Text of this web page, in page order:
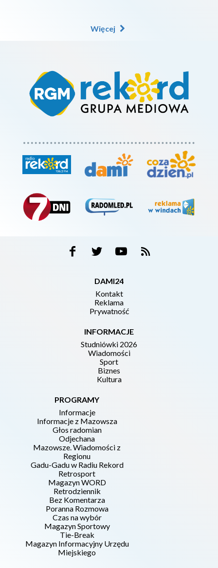
Więcej
DAMI24
Kontakt
Reklama
Prywatność
INFORMACJE
Studniówki 2026
Wiadomości
Sport
Biznes
Kultura
PROGRAMY
Informacje
Informacje z Mazowsza
Głos radomian
Odjechana
Mazowsze. Wiadomości z
Regionu
Gadu-Gadu w Radiu Rekord
Retrosport
Magazyn WORD
Retrodziennik
Bez Komentarza
Poranna Rozmowa
Czas na wybór
Magazyn Sportowy
Tie-Break
Magazyn Informacyjny Urzędu
Miejskiego